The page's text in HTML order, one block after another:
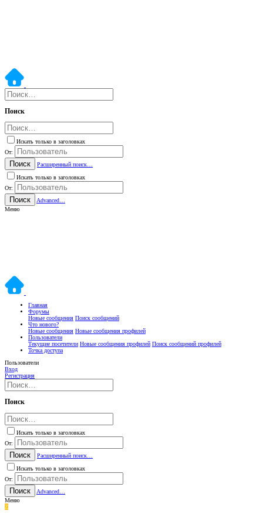
Поиск
Искать только в заголовках
От:
Поиск
Расширенный поиск…
Искать только в заголовках
От:
Поиск
Advanced…
Меню
Главная
Форумы
Новые сообщения Поиск сообщений
Что нового?
Новые сообщения Новые сообщения профилей
Пользователи
Текущие посетители Новые сообщения профилей Поиск сообщений профилей
Точка доступа
Пользователи
Вход
Регистрация
Поиск
Искать только в заголовках
От:
Поиск
Расширенный поиск…
Искать только в заголовках
От:
Поиск
Advanced…
Меню
Z